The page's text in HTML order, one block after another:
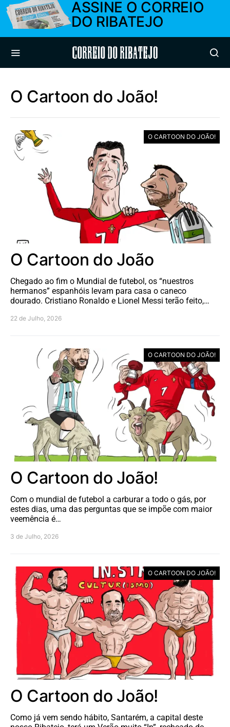
ASSINE O CORREIO
DO RIBATEJO
Correio do Ribatejo
O Cartoon do João!
O CARTOON DO JOÃO!
O Cartoon do João
Chegado ao fim o Mundial de futebol, os “nuestros
hermanos” espanhóis levam para casa o caneco
dourado. Cristiano Ronaldo e Lionel Messi terão feito,…
22 de Julho, 2026
O CARTOON DO JOÃO!
O Cartoon do João!
Com o mundial de futebol a carburar a todo o gás, por
estes dias, uma das perguntas que se impõe com maior
veemência é…
3 de Julho, 2026
O CARTOON DO JOÃO!
O Cartoon do João!
Como já vem sendo hábito, Santarém, a capital deste